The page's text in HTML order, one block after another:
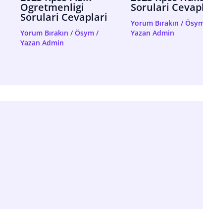
Ogretmenligi
Sorulari Cevaplari
Yorum Bırakın /Ösym /
Yazan Admin
Sorulari
Yorum Bırakın /
Yazan Admin